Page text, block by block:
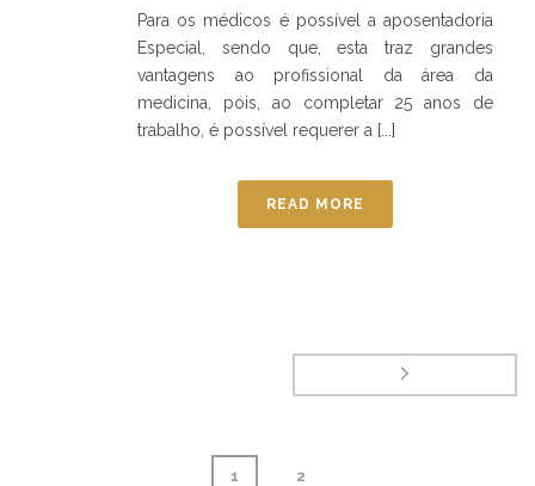
Para os médicos é possível a aposentadoria
Especial, sendo que, esta traz grandes
vantagens ao profissional da área da
medicina, pois, ao completar 25 anos de
trabalho, é possível requerer a [...]
READ MORE
1 2